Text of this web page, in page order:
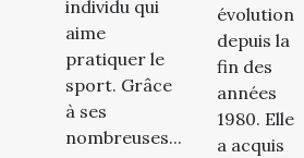
individu qui
aime
pratiquer le
sport. Grâce
à ses
nombreuses...
évolution
depuis la
fin des
années
1980. Elle
a acquis